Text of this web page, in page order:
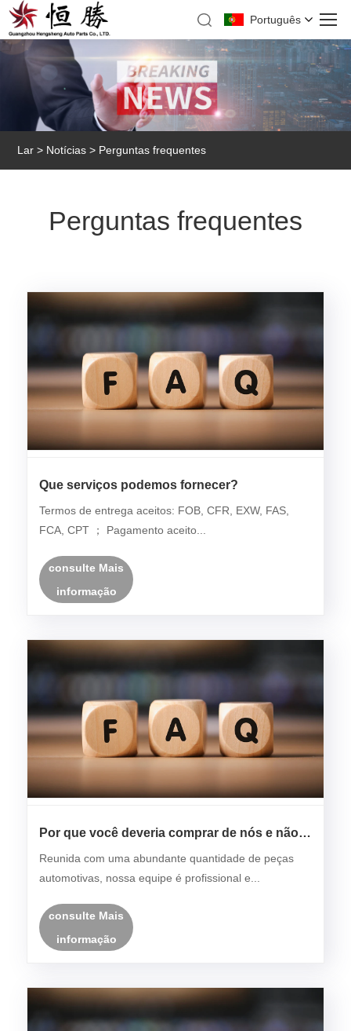
Português
Lar > Notícias > Perguntas frequentes
Perguntas frequentes
Que serviços podemos fornecer?
Termos de entrega aceitos: FOB, CFR, EXW, FAS,
FCA, CPT ； Pagamento aceito...
consulte Mais
informação
Por que você deveria comprar de nós e não
Reunida com uma abundante quantidade de peças
automotivas, nossa equipe é profissional e...
consulte Mais
informação